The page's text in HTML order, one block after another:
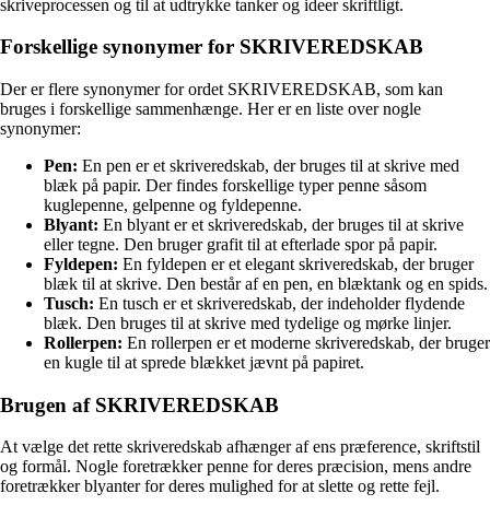
skriveprocessen og til at udtrykke tanker og ideer skriftligt.
Forskellige synonymer for SKRIVEREDSKAB
Der er flere synonymer for ordet SKRIVEREDSKAB, som kan
bruges i forskellige sammenhænge. Her er en liste over nogle
synonymer:
Pen: En pen er et skriveredskab, der bruges til at skrive med
blæk på papir. Der findes forskellige typer penne såsom
kuglepenne, gelpenne og fyldepenne.
Blyant: En blyant er et skriveredskab, der bruges til at skrive
eller tegne. Den bruger grafit til at efterlade spor på papir.
Fyldepen: En fyldepen er et elegant skriveredskab, der bruger
blæk til at skrive. Den består af en pen, en blæktank og en spids.
Tusch: En tusch er et skriveredskab, der indeholder flydende
blæk. Den bruges til at skrive med tydelige og mørke linjer.
Rollerpen: En rollerpen er et moderne skriveredskab, der bruger
en kugle til at sprede blækket jævnt på papiret.
Brugen af SKRIVEREDSKAB
At vælge det rette skriveredskab afhænger af ens præference, skriftstil
og formål. Nogle foretrækker penne for deres præcision, mens andre
foretrækker blyanter for deres mulighed for at slette og rette fejl.